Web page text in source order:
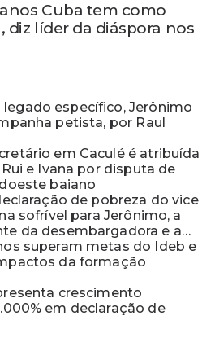
anos Cuba tem como
diz líder da diáspora nos
legado específico, Jerônimo
petista, por Raul
em Caculé é atribuída
e Ivana por disputa de
baiano
de pobreza do vice
sofrível para Jerônimo, a
da desembargadora e a
o MP baiano
superam metas do Ideb e
da formação
crescimento
em declaração de